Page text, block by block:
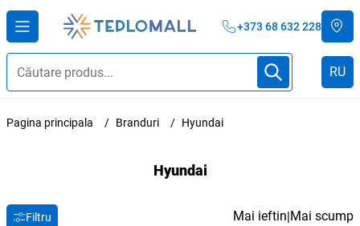
+373 68 632 228
RU
Pagina principala Branduri Hyundai
Hyundai
Filtru Mai ieftin|Mai scump